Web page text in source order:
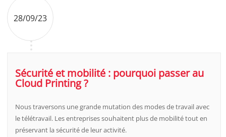
28/09/23
Sécurité et mobilité : pourquoi passer au
Cloud Printing ?
Nous traversons une grande mutation des modes de travail avec
le télétravail. Les entreprises souhaitent plus de mobilité tout en
préservant la sécurité de leur activité.